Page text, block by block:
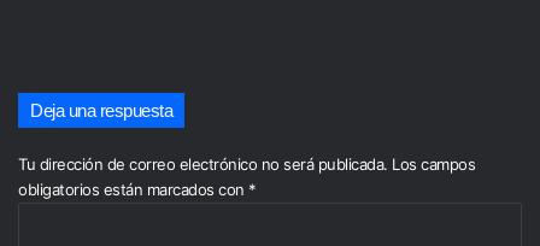
Deja una respuesta
Tu dirección de correo electrónico no será publicada. Los campos
obligatorios están marcados con *